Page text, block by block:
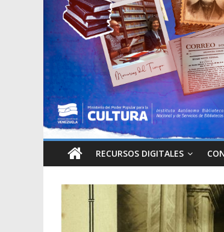
RECURSOS DIGITALES